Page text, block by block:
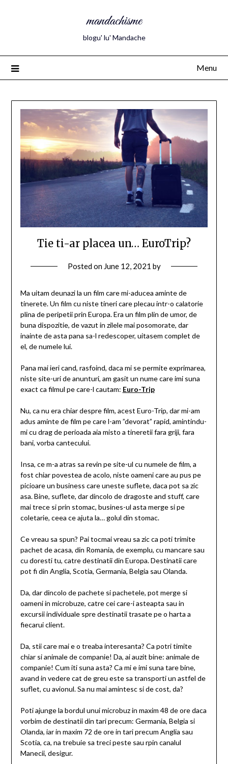
mandachisme
blogu' lu' Mandache
Menu
Tie ti-ar placea un… EuroTrip?
Posted on June 12, 2021 by
Ma uitam deunazi la un film care mi-aducea aminte de
tinerete. Un film cu niste tineri care plecau intr-o calatorie
plina de peripetii prin Europa. Era un film plin de umor, de
buna dispozitie, de vazut in zilele mai posomorate, dar
inainte de asta pana sa-l redescoper, uitasem complet de
el, de numele lui.
Pana mai ieri cand, rasfoind, daca mi se permite exprimarea,
niste site-uri de anunturi, am gasit un nume care imi suna
exact ca filmul pe care-l cautam: Euro-Trip
Nu, ca nu era chiar despre film, acest Euro-Trip, dar mi-am
adus aminte de film pe care l-am ”devorat” rapid, amintindu-
mi cu drag de perioada aia misto a tineretii fara griji, fara
bani, vorba cantecului.
Insa, ce m-a atras sa revin pe site-ul cu numele de film, a
fost chiar povestea de acolo, niste oameni care au pus pe
picioare un business care uneste suflete, daca pot sa zic
asa. Bine, suflete, dar dincolo de dragoste and stuff, care
mai trece si prin stomac, busines-ul asta merge si pe
coletarie, ceea ce ajuta la… golul din stomac.
Ce vreau sa spun? Pai tocmai vreau sa zic ca poti trimite
pachet de acasa, din Romania, de exemplu, cu mancare sau
cu doresti tu, catre destinatii din Europa. Destinatii care
pot fi din Anglia, Scotia, Germania, Belgia sau Olanda.
Da, dar dincolo de pachete si pachetele, pot merge si
oameni in microbuze, catre cei care-i asteapta sau in
excursii individuale spre destinatii trasate pe o harta a
fiecarui client.
Da, stii care mai e o treaba interesanta? Ca potri timite
chiar si animale de companie! Da, ai auzit bine: animale de
companie! Cum iti suna asta? Ca mi e imi suna tare bine,
avand in vedere cat de greu este sa transporti un astfel de
suflet, cu avionul. Sa nu mai amintesc si de cost, da?
Poti ajunge la bordul unui microbuz in maxim 48 de ore daca
vorbim de destinatii din tari precum: Germania, Belgia si
Olanda, iar in maxim 72 de ore in tari precum Anglia sau
Scotia, ca, na trebuie sa treci peste sau rpin canalul
Manecii, desigur.